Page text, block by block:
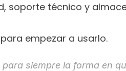
soporte técnico y
empezar a usarlo.
siempre la forma en